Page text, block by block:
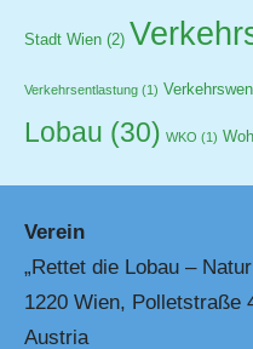
Stadt Wien (2)
Verkehrsentlastung (1)
Lobau (30) WKO (1)
Verein
„Rettet die Lobau –
1220 Wien, Polletstraße
Austria